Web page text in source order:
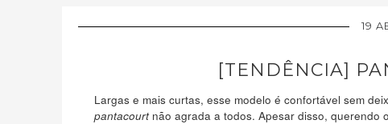
19
[TENDÊNCIA]
Largas e mais curtas, esse modelo é confortável sem
pantacourtnão agrada a todos. Apesar disso, querendo